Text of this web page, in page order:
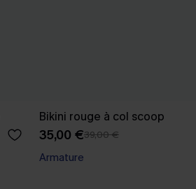
Bikini rouge à col scoop
35,00 €39,00 €
Armature